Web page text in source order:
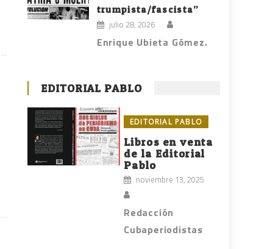
trumpista/fascista”
julio 28, 2026
Enrique Ubieta Gómez.
EDITORIAL PABLO
EDITORIAL PABLO
Libros en venta
de la Editorial
Pablo
noviembre 13, 2025
Redacción
Cubaperiodistas